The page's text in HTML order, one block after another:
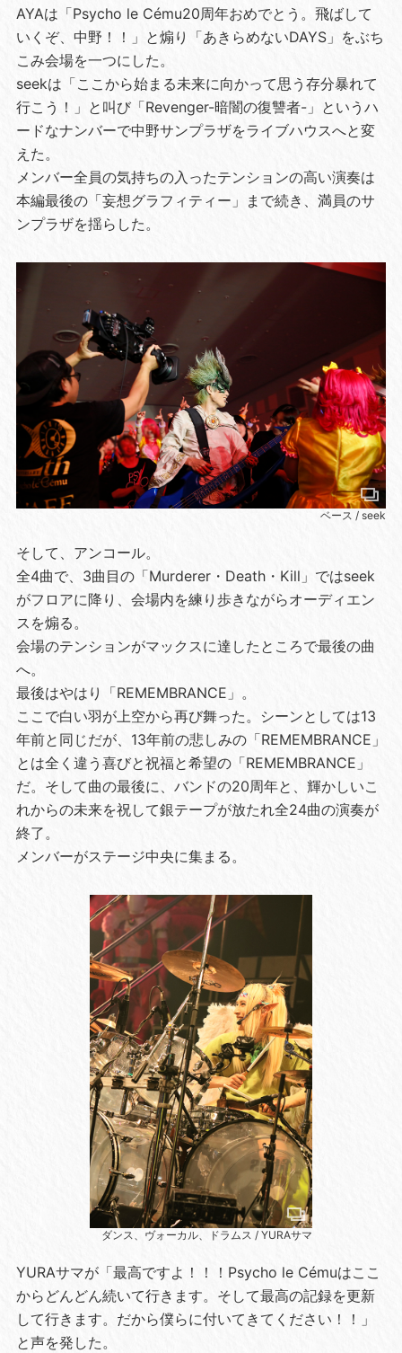
AYAは「Psycho le Cému20周年おめでとう。飛ばして
いくぞ、中野！！」と煽り「あきらめないDAYS」をぶち
こみ会場を一つにした。
seekは「ここから始まる未来に向かって思う存分暴れて
行こう！」と叫び「Revenger-暗闇の復讐者-」というハ
ードなナンバーで中野サンプラザをライブハウスへと変
えた。
メンバー全員の気持ちの入ったテンションの高い演奏は
本編最後の「妄想グラフィティー」まで続き、満員のサ
ンプラザを揺らした。
ベース / seek
そして、アンコール。
全4曲で、3曲目の「Murderer・Death・Kill」ではseek
がフロアに降り、会場内を練り歩きながらオーディエン
スを煽る。
会場のテンションがマックスに達したところで最後の曲
へ。
最後はやはり「REMEMBRANCE」。
ここで白い羽が上空から再び舞った。シーンとしては13
年前と同じだが、13年前の悲しみの「REMEMBRANCE」
とは全く違う喜びと祝福と希望の「REMEMBRANCE」
だ。そして曲の最後に、バンドの20周年と、輝かしいこ
れからの未来を祝して銀テープが放たれ全24曲の演奏が
終了。
メンバーがステージ中央に集まる。
ダンス、ヴォーカル、ドラムス / YURAサマ
YURAサマが「最高ですよ！！！Psycho le Cémuはここ
からどんどん続いて行きます。そして最高の記録を更新
して行きます。だから僕らに付いてきてください！！」
と声を発した。